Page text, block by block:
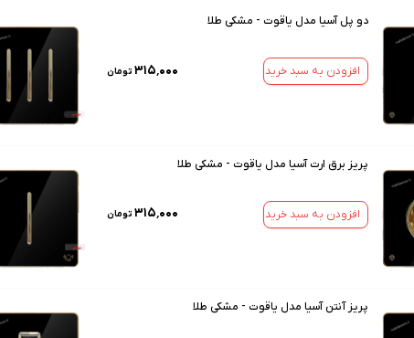
دو پل آسیا مدل یاقوت - مشکی طلا
افزودن به سبد خرید ۳۱۵٬۰۰۰ تومان
پریز برق ارت آسیا مدل یاقوت - مشکی طلا
افزودن به سبد خرید ۳۱۵٬۰۰۰ تومان
پریز آنتن آسیا مدل یاقوت - مشکی طلا